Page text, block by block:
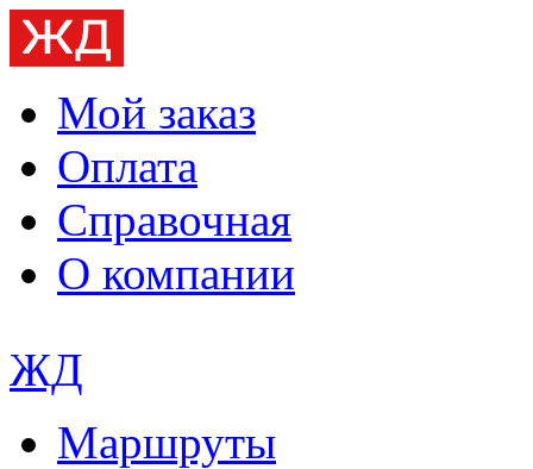
Мой заказ
Оплата
Справочная
О компании
ЖД
Маршруты